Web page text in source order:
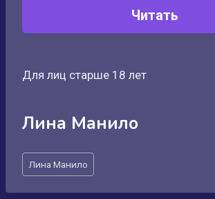
Читать
Для лиц старше 18 лет
Лина Манило
Метки
записи:
Лина Манило